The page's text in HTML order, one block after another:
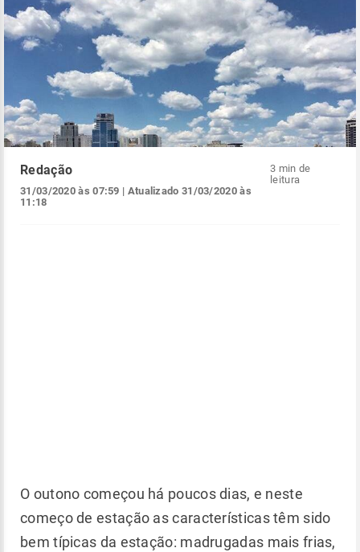
Redação
31/03/2020 às 07:59 | Atualizado 31/03/2020 às
11:18
3 min de
leitura
O outono começou há poucos dias, e neste
começo de estação as características têm sido
bem típicas da estação: madrugadas mais frias,